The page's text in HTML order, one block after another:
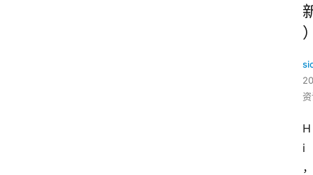
H
i
，